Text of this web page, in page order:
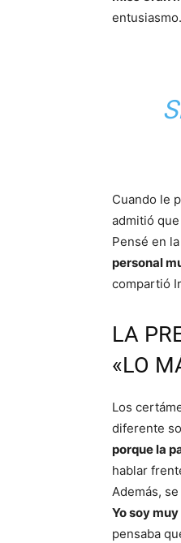
entusiasmo.
Cuando le
admitió
Pensé en
personal
compartió
LA
«LO
Los
diferente
porque la
hablar
Además,
Yo soy
pensaba